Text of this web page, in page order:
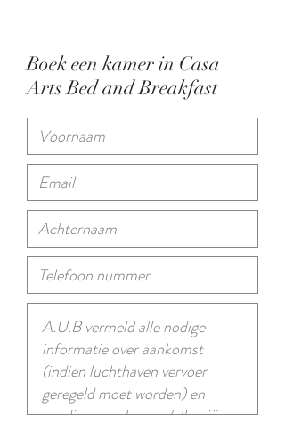
Boek een kamer in Casa
Arts Bed and Breakfast